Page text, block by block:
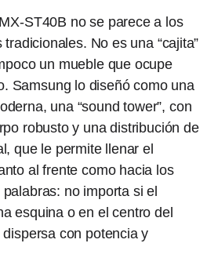
ST40B no se parece a los
No es una “cajita”
un mueble que ocupe
Samsung lo diseñó como una
una “sound tower”, con
robusto y una distribución de
que le permite llenar el
al frente como hacia los
no importa si el
esquina o en el centro del
con potencia y